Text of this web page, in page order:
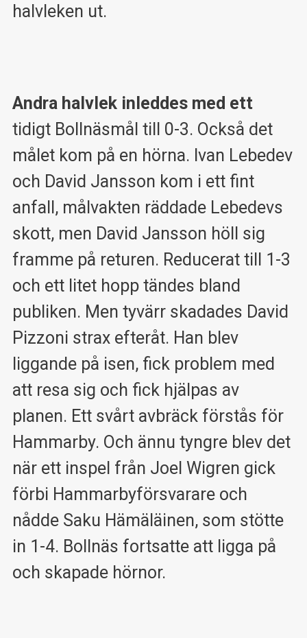
halvleken ut.
Andra halvlek inleddes med ett
tidigt Bollnäsmål till 0-3. Också det
målet kom på en hörna. Ivan Lebedev
och David Jansson kom i ett fint
anfall, målvakten räddade Lebedevs
skott, men David Jansson höll sig
framme på returen. Reducerat till 1-3
och ett litet hopp tändes bland
publiken. Men tyvärr skadades David
Pizzoni strax efteråt. Han blev
liggande på isen, fick problem med
att resa sig och fick hjälpas av
planen. Ett svårt avbräck förstås för
Hammarby. Och ännu tyngre blev det
när ett inspel från Joel Wigren gick
förbi Hammarbyförsvarare och
nådde Saku Hämäläinen, som stötte
in 1-4. Bollnäs fortsatte att ligga på
och skapade hörnor.